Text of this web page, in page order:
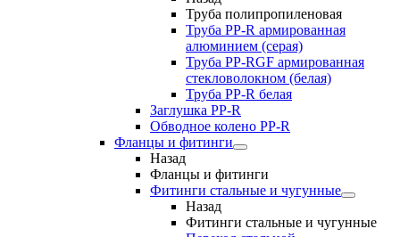
Труба полипропиленовая
Труба PP-R армированная
алюминием (серая)
Труба PP-RGF армированная
стекловолокном (белая)
Труба РР-R белая
Заглушка PP-R
Обводное колено PP-R
Фланцы и фитинги
Назад
Фланцы и фитинги
Фитинги стальные и чугунные
Назад
Фитинги стальные и чугунные